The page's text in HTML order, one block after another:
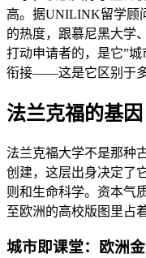
高。据UNILINK留学顾
的热度，跟慕尼黑大学
打动申请者的，是它”
衔接——这是它区别于多
法兰克福的基
法兰克福大学不是那种
创建，这层出身决定了
则和生命科学。资本气
至欧洲的高校版图里占
城市即课堂：欧洲